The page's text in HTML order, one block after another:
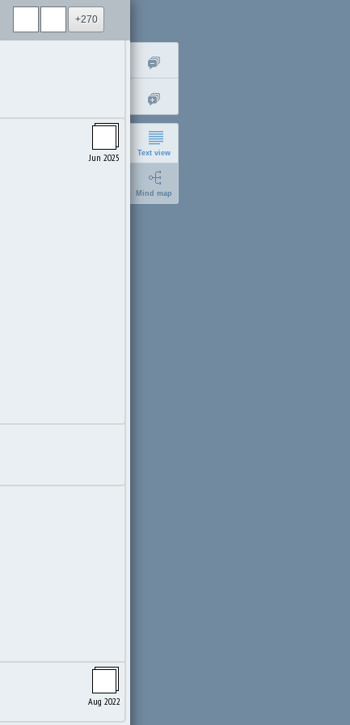
Text view
Mind map
+270
Jun 2025
Aug 2022